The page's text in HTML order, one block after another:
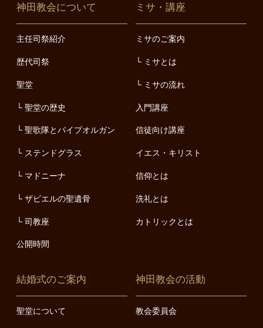
神田教会について
主任司祭紹介
歴代司祭
聖堂
聖堂の歴史
聖歌隊とパイプオルガン
ステンドグラス
マドニーナ
ザビエルの聖遺骨
司教座
公開時間
ミサ・講座
ミサのご案内
ミサとは
ミサの流れ
入門講座
信徒向け講座
イエス・キリスト
信仰とは
洗礼とは
カトリックとは
結婚式のご案内
聖堂について
神田教会の活動
教会委員会